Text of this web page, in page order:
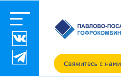
Свяжитесь с нами